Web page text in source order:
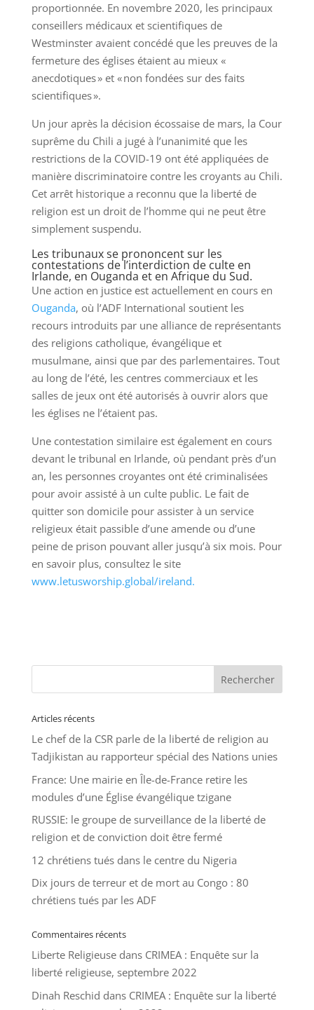
proportionnée. En novembre 2020, les principaux
conseillers médicaux et scientifiques de
Westminster avaient concédé que les preuves de la
fermeture des églises étaient au mieux «
anecdotiques » et « non fondées sur des faits
scientifiques ».
Un jour après la décision écossaise de mars, la Cour
suprême du Chili a jugé à l’unanimité que les
restrictions de la COVID-19 ont été appliquées de
manière discriminatoire contre les croyants au Chili.
Cet arrêt historique a reconnu que la liberté de
religion est un droit de l’homme qui ne peut être
simplement suspendu.
Les tribunaux se prononcent sur les
contestations de l’interdiction de culte en
Irlande, en Ouganda et en Afrique du Sud.
Une action en justice est actuellement en cours en
Ouganda, où l’ADF International soutient les
recours introduits par une alliance de représentants
des religions catholique, évangélique et
musulmane, ainsi que par des parlementaires. Tout
au long de l’été, les centres commerciaux et les
salles de jeux ont été autorisés à ouvrir alors que
les églises ne l’étaient pas.
Une contestation similaire est également en cours
devant le tribunal en Irlande, où pendant près d’un
an, les personnes croyantes ont été criminalisées
pour avoir assisté à un culte public. Le fait de
quitter son domicile pour assister à un service
religieux était passible d’une amende ou d’une
peine de prison pouvant aller jusqu’à six mois. Pour
en savoir plus, consultez le site
www.letusworship.global/ireland.
Articles récents
Le chef de la CSR parle de la liberté de religion au
Tadjikistan au rapporteur spécial des Nations unies
France: Une mairie en Île-de-France retire les
modules d’une Église évangélique tzigane
RUSSIE: le groupe de surveillance de la liberté de
religion et de conviction doit être fermé
12 chrétiens tués dans le centre du Nigeria
Dix jours de terreur et de mort au Congo : 80
chrétiens tués par les ADF
Commentaires récents
Liberte Religieusedans CRIMEA : Enquête sur la
liberté religieuse, septembre 2022
Dinah Reschid dans CRIMEA : Enquête sur la liberté